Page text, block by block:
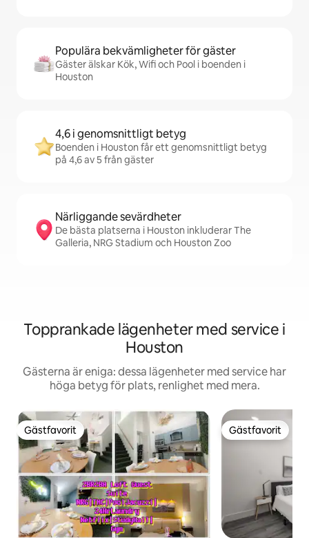
Populära bekvämligheter för gäster
Gäster älskar Kök, Wifi och Pool i boenden i
Houston
4,6 i genomsnittligt betyg
Boenden i Houston får ett genomsnittligt betyg
på 4,6 av 5 från gäster
Närliggande sevärdheter
De bästa platserna i Houston inkluderar The
Galleria, NRG Stadium och Houston Zoo
Topprankade lägenheter med service i
Houston
Gästerna är eniga: dessa lägenheter med service har
höga betyg för plats, renlighet med mera.
Gästfavorit
Gästfavorit Gästfavorit
Gästfavorit